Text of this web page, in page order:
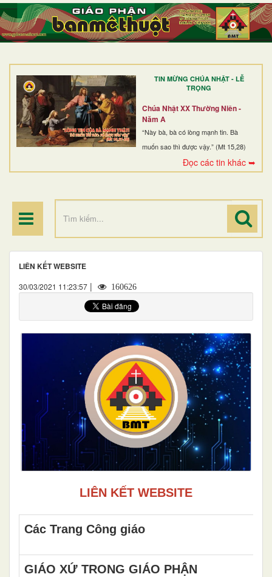
TIN MỪNG CHÚA NHẬT - LỄ
TRỌNG
Chúa Nhật XX Thường Niên -
Năm A
“Này bà, bà có lòng mạnh tin. Bà
muốn sao thì được vậy.” (Mt 15,28)
Đọc các tin khác ➥
TRANG NHẤT
GIỚI THIỆU
DÒNG TU
BAN MỤC VỤ
ĐOÀN THỂ CG
LIÊN KẾT WEBSITE
30/03/2021 11:23:57 | 160626
LIÊN KẾT WEBSITE
Các Trang Công giáo
GIÁO XỨ TRONG GIÁO PHẬN